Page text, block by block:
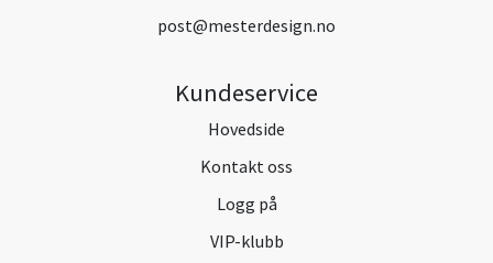
post@mesterdesign.no
Kundeservice
Hovedside
Kontakt oss
Logg på
VIP-klubb